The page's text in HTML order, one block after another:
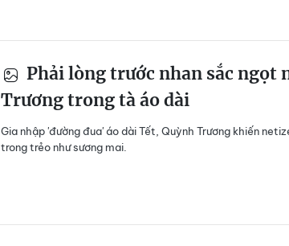
Phải lòng trước nhan sắc ngọt
Trương trong tà áo dài
Gia nhập 'đường đua' áo dài Tết, Quỳnh Trương khiến
trong trẻo như sương mai.